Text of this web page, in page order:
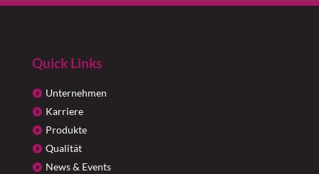
Quick Links
Unternehmen
Karriere
Produkte
Qualität
News & Events